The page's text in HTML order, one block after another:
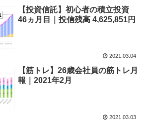
【投資信託】初心者の積立投資
46ヵ月目｜投信残高 4,625,851円
2021.03.04
【筋トレ】26歳会社員の筋トレ月
報｜2021年2月
2021.03.03